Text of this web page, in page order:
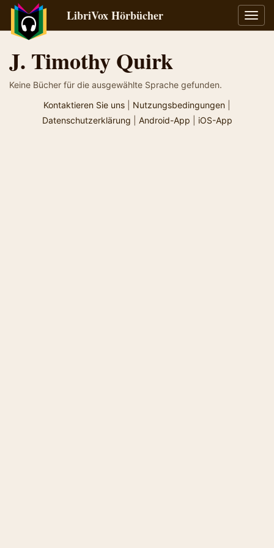
LibriVox Hörbücher
J. Timothy Quirk
Keine Bücher für die ausgewählte Sprache gefunden.
Kontaktieren Sie uns
Nutzungsbedingungen
Datenschutzerklärung
Android-App iOS-App